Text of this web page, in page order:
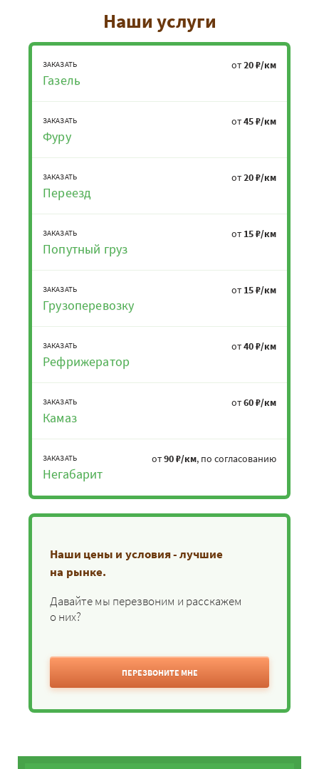
Наши услуги
ЗАКАЗАТЬ
Газель
от20 ₽/км
ЗАКАЗАТЬ
Фуру
от45 ₽/км
ЗАКАЗАТЬ
Переезд
от20 ₽/км
ЗАКАЗАТЬ
Попутный груз
от 15 ₽/км
ЗАКАЗАТЬ
Грузоперевозку
от 15 ₽/км
ЗАКАЗАТЬ
Рефрижератор
от40 ₽/км
ЗАКАЗАТЬ
Камаз
от60 ₽/км
ЗАКАЗАТЬ
Негабарит
от90 ₽/км, по согласованию
Наши цены и условия - лучшие
на рынке.
Давайте мы перезвоним и расскажем
о них?
ПЕРЕЗВОНИТЕ МНЕ